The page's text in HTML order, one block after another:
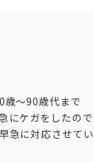
歳～90歳代まで
にケガをしたので
急に対応させてい